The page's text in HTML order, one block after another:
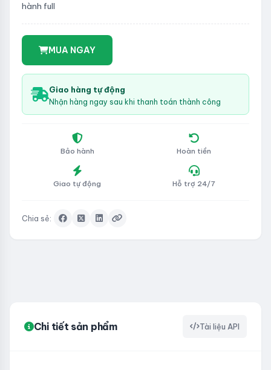
hành full
MUA NGAY
Giao hàng tự động
Nhận hàng ngay sau khi thanh toán thành công
Bảo hành Hoàn tiền
Giao tự động Hỗ trợ 24/7
Chia sẻ:
Chi tiết sản phẩm Tài liệu API